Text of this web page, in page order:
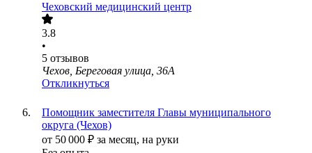
Чеховский медицинский центр
3.8
•
5 отзывов
Чехов, Береговая улица, 36А
Откликнуться
Помощник заместителя Главы муниципального
округа (Чехов)
от 50 000 ₽ за месяц, на руки